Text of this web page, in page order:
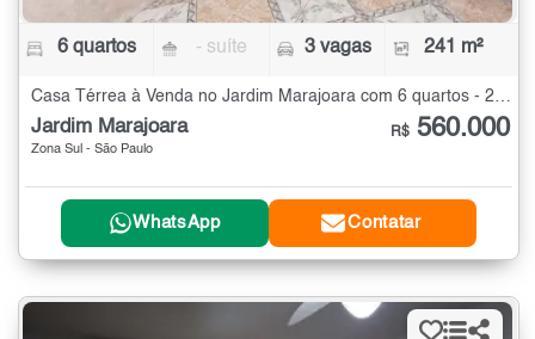
6 quartos - suíte 3 vagas 241 m²
Jardim Marajoara
Zona Sul - São Paulo
R$ 560.000
WhatsApp Contatar